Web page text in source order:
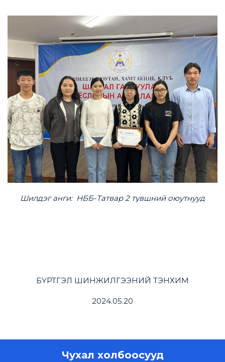
Шилдэг анги: НББ-Татвар 2 түвшний оюутнууд
БҮРТГЭЛ ШИНЖИЛГЭЭНИЙ ТЭНХИМ
2024.05.20
Чухал холбоосууд